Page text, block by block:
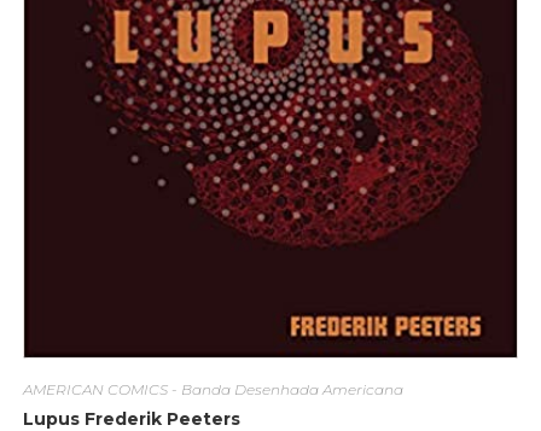
AMERICAN COMICS - Banda Desenhada Americana
Lupus Frederik Peeters